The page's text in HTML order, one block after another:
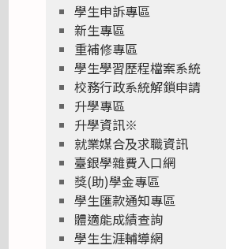
學生申訴專區
新生專區
重補修專區
學生學習歷程檔案系統
校務行政系統解鎖申請
升學專區
升學資訊※
就業媒合及求職資訊
臺銀學雜費入口網
獎(助)學金專區
學生匯款通知專區
體適能成績查詢
學生生涯輔導網